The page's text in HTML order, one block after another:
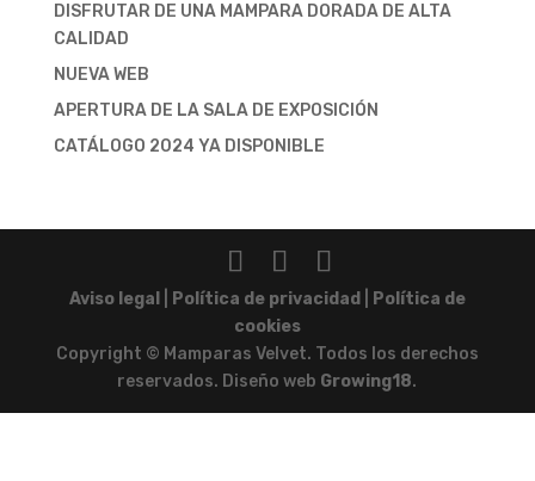
DISFRUTAR DE UNA MAMPARA DORADA DE ALTA
CALIDAD
NUEVA WEB
APERTURA DE LA SALA DE EXPOSICIÓN
CATÁLOGO 2024 YA DISPONIBLE
Aviso legal Política de privacidad
Política de
cookies
Copyright © Mamparas Velvet. Todos los derechos
reservados. Diseño web Growing18.